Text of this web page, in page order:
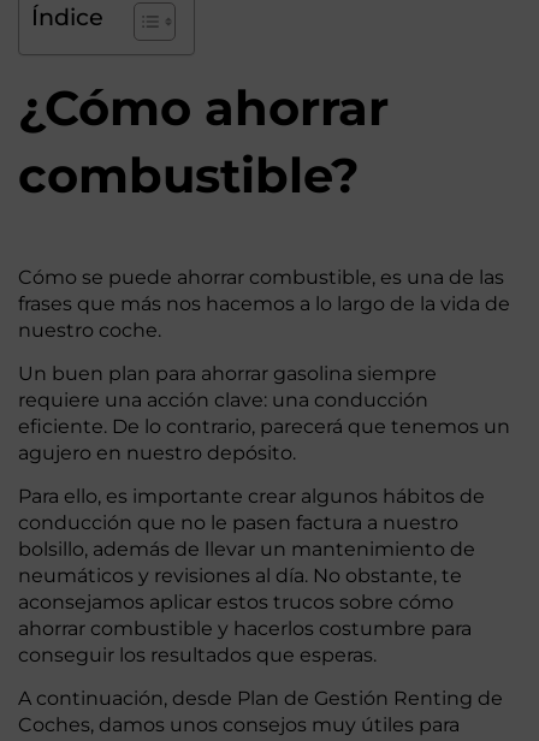
Índice
¿Cómo ahorrar
combustible?
Cómo se puede ahorrar combustible, es una de las
frases que más nos hacemos a lo largo de la vida de
nuestro coche.
Un buen plan para ahorrar gasolina siempre
requiere una acción clave: una conducción
eficiente. De lo contrario, parecerá que tenemos un
agujero en nuestro depósito.
Para ello, es importante crear algunos hábitos de
conducción que no le pasen factura a nuestro
bolsillo, además de llevar un mantenimiento de
neumáticos y revisiones al día. No obstante, te
aconsejamos aplicar estos trucos sobre cómo
ahorrar combustible y hacerlos costumbre para
conseguir los resultados que esperas.
A continuación, desde Plan de Gestión Renting de
Coches, damos unos consejos muy útiles para